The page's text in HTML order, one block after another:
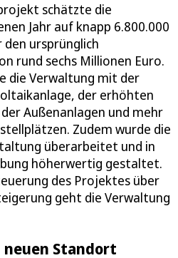
schätzte die
Jahr auf knapp 6.800.000
ursprünglich
rund sechs Millionen Euro.
die Verwaltung mit der
der erhöhten
Außenanlagen und mehr
Zudem wurde die
überarbeitet und in
höherwertig gestaltet.
des Projektes über
geht die Verwaltung
neuen Standort